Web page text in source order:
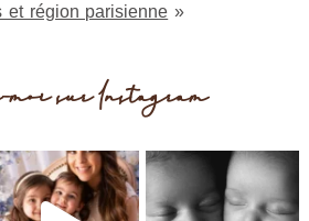
et région parisienne »
sur Instagram